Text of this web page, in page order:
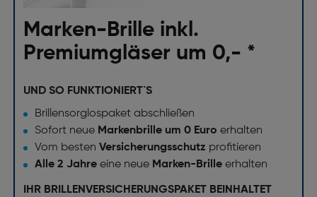
Marken-Brille inkl.
Premiumgläser um 0,- *
UND SO FUNKTIONIERT`S
Brillensorglospaket abschließen
Sofort neue Markenbrille um 0 Euro erhalten
Vom besten Versicherungsschutz profitieren
Alle 2 Jahreeine neue Marken-Brille erhalten
IHR BRILLENVERSICHERUNGSPAKET BEINHALTET